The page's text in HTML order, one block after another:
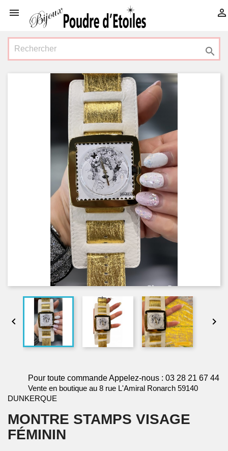
 

 
Pour toute commande Appelez-nous : 03 28 21 67 44
Vente en boutique au 8 rue L'Amiral Ronarch 59140
DUNKERQUE
MONTRE STAMPS VISAGE
FÉMININ